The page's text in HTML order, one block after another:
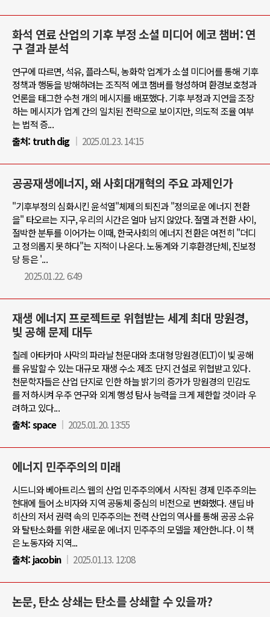
화석 연료 산업의 기후 부정 소셜 미디어 에코 챔버: 연
구 결과 분석
연구에 따르면, 석유, 플라스틱, 농화학 업계가 소셜 미디어를 통해 기후
정책과 행동을 방해하려는 조직적 에코 챔버를 형성하며 환경보호청과
언론을 태그한 수천 개의 메시지를 배포했다. 기후 부정과 지연을 조장
하는 메시지가 업계 간의 일치된 전략으로 보이지만, 의도적 조율 여부
는 법적 증...
출처: truth dig 2025.01.23. 14:15
공공재생에너지, 왜 사회대개혁의 주요 과제인가
"기후부정의 심화시킨 윤석열"체제의 퇴진과 "정의로운 에너지 전환
을" 타오르는 지구, 우리의 시간은 얼마 남지 않았다. 절멸과 전환 사이,
절박한 분투를 이어가는 이때, 한국사회의 에너지 전환은 여전히 "더디
고 정의롭지 못하다"는 지적이 나온다. 노동계와 기후환경단체, 진보정
당 등은 '...
2025.01.22. 6:49
재생 에너지 프로젝트로 위협받는 세계 최대 망원경,
빛 공해 문제 대두
칠레 아타카마 사막의 파라날 천문대와 초대형 망원경(ELT)이 빛 공해
를 유발할 수 있는 대규모 재생 수소 제조 단지 건설로 위협받고 있다.
천문학자들은 산업 단지로 인한 하늘 밝기의 증가가 망원경의 민감도
를 저하시켜 우주 연구와 외계 행성 탐사 능력을 크게 제한할 것이라 우
려하고 있다...
출처:space 2025.01.20. 13:55
에너지 민주주의의 미래
시드니와 베아트리스 웹의 산업 민주주의에서 시작된 경제 민주주의는
현대에 들어 소비자와 지역 공동체 중심의 비전으로 변화했다. 샌딥 바
히산의 저서 권력 속의 민주주의는 전력 산업의 역사를 통해 공공 소유
와 탈탄소화를 위한 새로운 에너지 민주주의 모델을 제안한니다. 이 책
은 노동자와 지역...
출처: jacobin 2025.01.13. 12:08
논문, 탄소 상쇄는 탄소를 상쇄할 수 있을까?